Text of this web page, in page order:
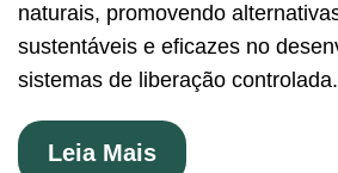
naturais, promovendo
sustentáveis e eficazes no
sistemas de liberação controlada.
Leia Mais